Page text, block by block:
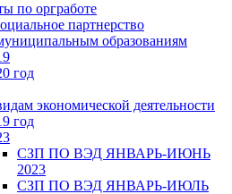
по оргработе
партнерство
образованиям
год
экономической деятельности
год
СЗП ПО ВЭД ЯНВАРЬ-ИЮНЬ
2023
СЗП ПО ВЭД ЯНВАРЬ-ИЮЛЬ